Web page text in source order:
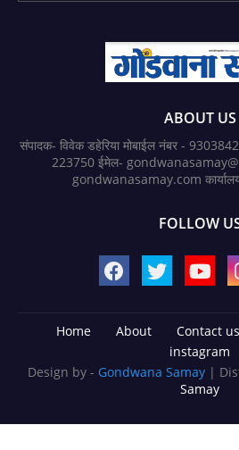
ABOUT US
संपादक- विवेक डहेरिया मोबाईल नंबर -
223750 ईमेल-
gondwanasamay.com
FOLLOW
Home About Contact us
instagram
Design by - Gondwana Samay |
Samay